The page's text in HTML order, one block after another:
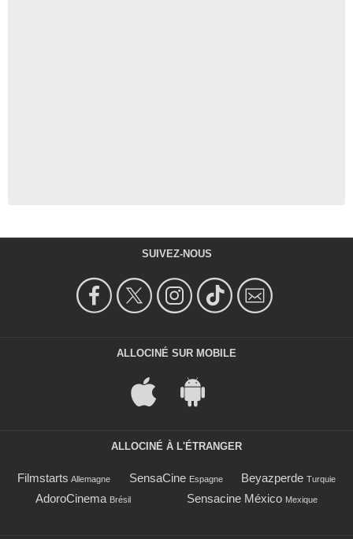
SUIVEZ-NOUS
ALLOCINÉ SUR MOBILE
ALLOCINÉ À L'ÉTRANGER
Filmstarts Allemagne SensaCine Espagne Beyazperde Turquie
AdoroCinema Brésil Sensacine México Mexique